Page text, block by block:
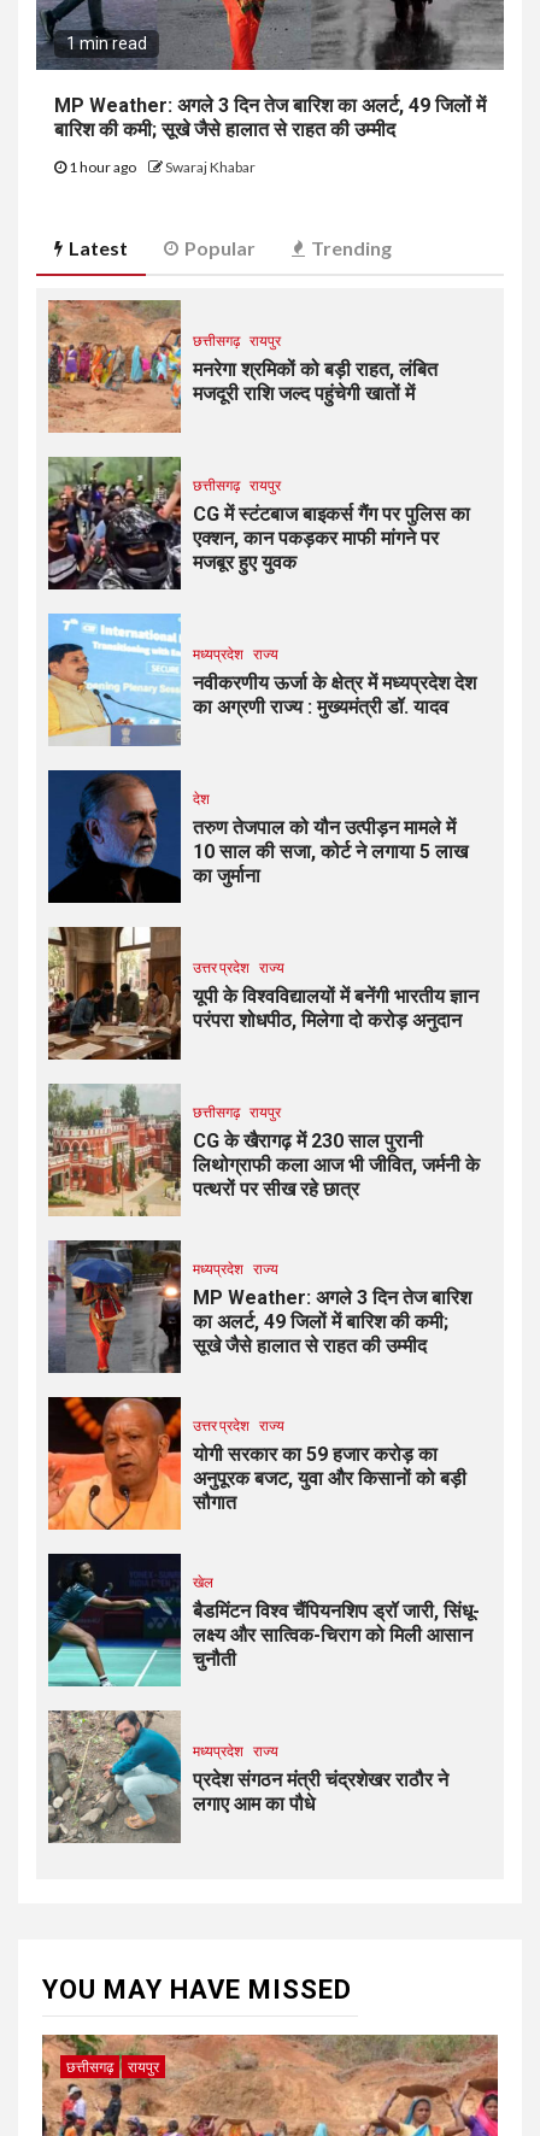
1 min read
MP Weather: अगले 3 दिन तेज बारिश का अलर्ट, 49 जिलों में
बारिश की कमी; सूखे जैसे हालात से राहत की उम्मीद
1 hour ago Swaraj Khabar
Latest Popular Trending
छत्तीसगढ़ रायपुर
मनरेगा श्रमिकों को बड़ी राहत, लंबित
मजदूरी राशि जल्द पहुंचेगी खातों में
छत्तीसगढ़ रायपुर
CG में स्टंटबाज बाइकर्स गैंग पर पुलिस का
एक्शन, कान पकड़कर माफी मांगने पर
मजबूर हुए युवक
मध्यप्रदेश राज्य
नवीकरणीय ऊर्जा के क्षेत्र में मध्यप्रदेश देश
का अग्रणी राज्य : मुख्यमंत्री डॉ. यादव
देश
तरुण तेजपाल को यौन उत्पीड़न मामले में
10 साल की सजा, कोर्ट ने लगाया ₹5 लाख
का जुर्माना
उत्तर प्रदेश राज्य
यूपी के विश्वविद्यालयों में बनेंगी भारतीय ज्ञान
परंपरा शोधपीठ, मिलेगा दो करोड़ अनुदान
छत्तीसगढ़ रायपुर
CG के खैरागढ़ में 230 साल पुरानी
लिथोग्राफी कला आज भी जीवित, जर्मनी के
पत्थरों पर सीख रहे छात्र
मध्यप्रदेश राज्य
MP Weather: अगले 3 दिन तेज बारिश
का अलर्ट, 49 जिलों में बारिश की कमी;
सूखे जैसे हालात से राहत की उम्मीद
उत्तर प्रदेश राज्य
योगी सरकार का 59 हजार करोड़ का
अनुपूरक बजट, युवा और किसानों को बड़ी
सौगात
खेल
बैडमिंटन विश्व चैंपियनशिप ड्रॉ जारी, सिंधू-
लक्ष्य और सात्विक-चिराग को मिली आसान
चुनौती
मध्यप्रदेश राज्य
प्रदेश संगठन मंत्री चंद्रशेखर राठौर ने
लगाए आम का पौधे
YOU MAY HAVE MISSED
छत्तीसगढ़ रायपुर